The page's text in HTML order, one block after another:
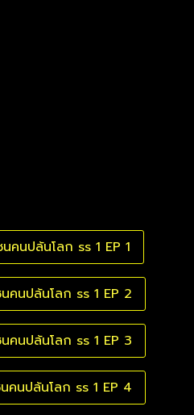
คนปล้นโลก ss 1 EP 1
คนปล้นโลก ss 1 EP 2
คนปล้นโลก ss 1 EP 3
คนปล้นโลก ss 1 EP 4